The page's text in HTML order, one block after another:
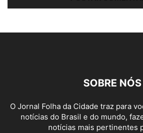
SOBRE NÓS
O Jornal Folha da Cidade traz para
notícias do Brasil e do mundo,
notícias mais pertinentes